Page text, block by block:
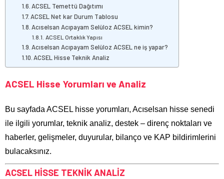
ACSEL Temettü Dağıtımı
ACSEL Net kar Durum Tablosu
Acıselsan Acıpayam Selüloz ACSEL kimin?
ACSEL Ortaklık Yapısı
Acıselsan Acıpayam Selüloz ACSEL ne iş yapar?
ACSEL Hisse Teknik Analiz
ACSEL Hisse Yorumları ve Analiz
Bu sayfada ACSEL hisse yorumları, Acıselsan hisse senedi
ile ilgili yorumlar, teknik analiz, destek – direnç noktaları ve
haberler, gelişmeler, duyurular, bilanço ve KAP bildirimlerini
bulacaksınız.
ACSEL HİSSE TEKNİK ANALİZ